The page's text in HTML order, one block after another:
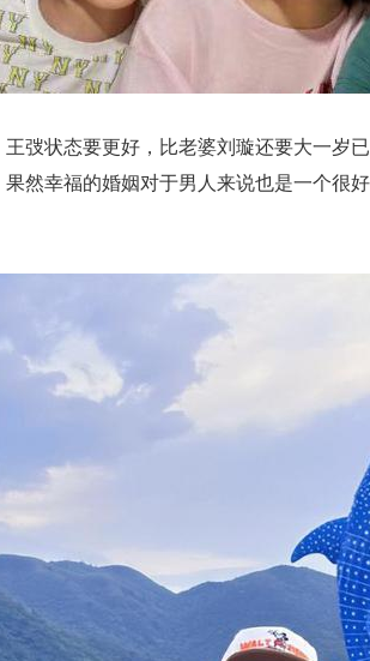
状态要更好，比老婆刘璇还要大一岁已
然幸福的婚姻对于男人来说也是一个很